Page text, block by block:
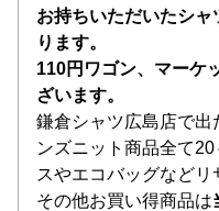
お持ちいただいたシ
ります。
110円ワゴン、マーケ
ざいます。
鎌倉シャツ広島店で出
ンズニット商品全て
スやエコバッグなどリ
その他お買い得商品は